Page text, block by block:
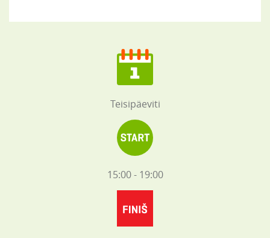
Teisipäeviti
15:00 - 19:00